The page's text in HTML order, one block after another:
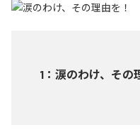
1 ： 涙のわけ、その